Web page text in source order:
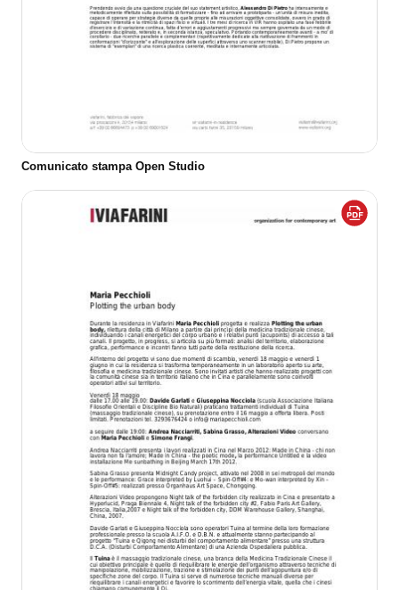
Comunicato stampa Open Studio